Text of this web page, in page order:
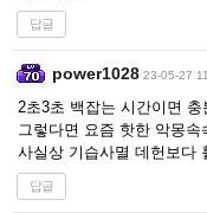
답글
power1028 23-05-27
2초3초 백잡는 시간이면
그렇다면 요즘 핫한 악몽속
사실상 기습사멸 데헌보다
답글